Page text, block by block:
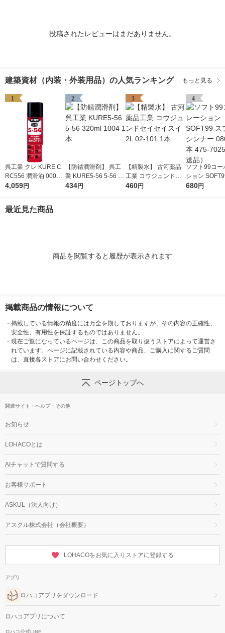
投稿されたレビューはまだありません。
建築資材（内装・外装用品）の人気ランキング もっと見る
1
呉工業 クレ KURE C
RC556 潤滑油 00000
49328530 1セット(70
4,059円
2
【防錆潤滑剤】 呉工
業 KURE5-56 5-56 32
0ml 1004 1本
434円
3
【精製水】 古河薬品
工業 コウジュンドセ
イセイスイ2L 02-101
460円
4
ソフト99コー
ション
レーシンナー
680円
最近見た商品
商品を閲覧すると履歴が表示されます
掲載商品の情報について
・ 掲載している情報の精度には万全を期しておりますが、その内容の正確性、
安全性、有用性を保証するものではありません。
・ 現在ご覧になっているページは、この商品を取り扱うストアによって運営さ
れています。ページに記載されている内容や商品、ご購入に関するご質問
は、直接各ストアにお問い合わせください。
ページトップへ
関連サイト・ヘルプ・その他
お知らせ
LOHACOとは
AIチャットで質問する
お客様サポート
ASKUL（法人向け）
アスクル株式会社（会社概要）
LOHACOをお気に入りストアに登録する
アプリ
ロハコアプリをダウンロード
ロハコアプリについて